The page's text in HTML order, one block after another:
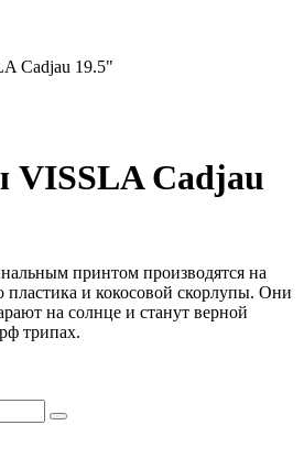
Cadjau 19.5"
Cadjau
принтом производятся на
пластика и кокосовой скорлупы. Они
на солнце и станут верной
трипах.